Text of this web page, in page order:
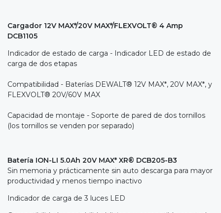
Cargador 12V MAX*/20V MAX*/FLEXVOLT® 4 Amp
DCB1105
Indicador de estado de carga - Indicador LED de estado de
carga de dos etapas
Compatibilidad - Baterías DEWALT® 12V MAX*, 20V MAX*, y
FLEXVOLT® 20V/60V MAX
Capacidad de montaje - Soporte de pared de dos tornillos
(los tornillos se venden por separado)
Batería ION-LI 5.0Ah 20V MAX* XR® DCB205-B3
Sin memoria y prácticamente sin auto descarga para mayor
productividad y menos tiempo inactivo
Indicador de carga de 3 luces LED